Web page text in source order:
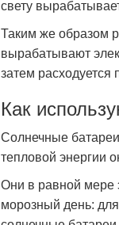
свету
Таким же образом
вырабатывают
затем расходуется
Как
Солнечные
тепловой энергии
Они в равной мере
морозный день: для